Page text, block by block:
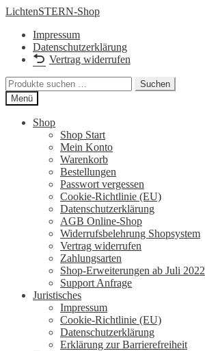
Zur
springen
Zum
springen
LichtenSTERN-Shop
Impressum
Datenschutzerklärung
Vertrag widerrufen
Suchen
nach:
Suchen
Menü
Shop
Shop Start
Mein Konto
Warenkorb
Bestellungen
Passwort vergessen
Cookie-Richtlinie (EU)
Datenschutzerklärung
AGB Online-Shop
Widerrufsbelehrung Shopsystem
Vertrag widerrufen
Zahlungsarten
Shop-Erweiterungen ab Juli 2022
Support Anfrage
Juristisches
Impressum
Cookie-Richtlinie (EU)
Datenschutzerklärung
Erklärung zur Barrierefreiheit